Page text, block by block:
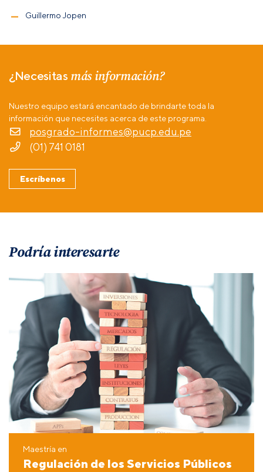
Guillermo Jopen
¿Necesitas más información?
Nuestro equipo estará encantado de brindarte toda la
información que necesites acerca de este programa.
posgrado-informes@pucp.edu.pe
(01) 741 0181
Escríbenos
Podría interesarte
Maestría en
Regulación de los Servicios Públicos